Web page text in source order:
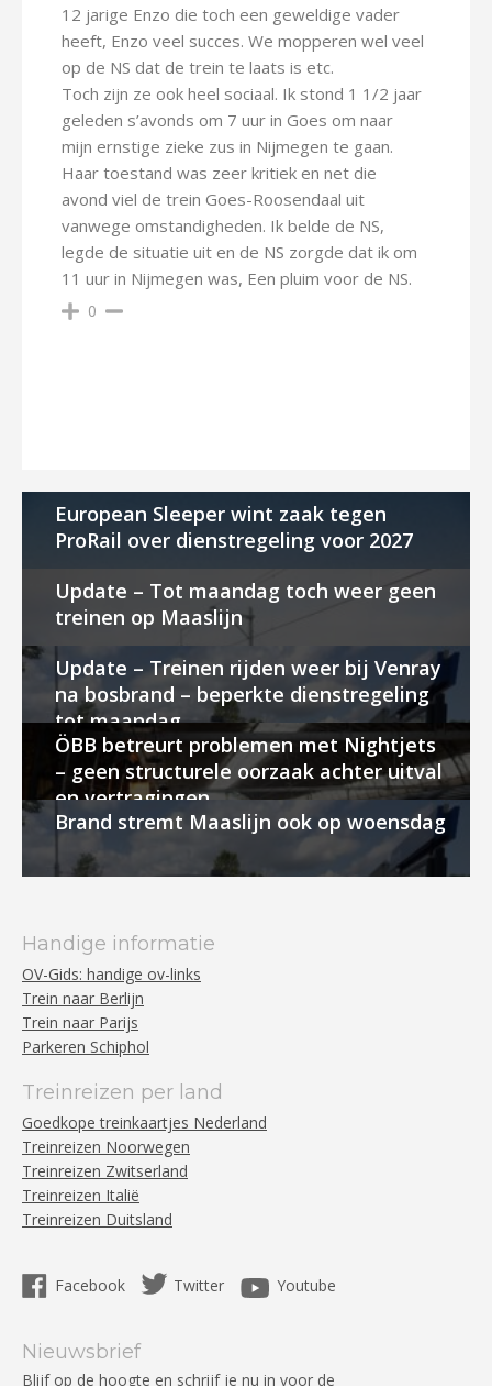
12 jarige Enzo die toch een geweldige vader
heeft, Enzo veel succes. We mopperen wel veel
op de NS dat de trein te laats is etc.
Toch zijn ze ook heel sociaal. Ik stond 1 1/2 jaar
geleden s’avonds om 7 uur in Goes om naar
mijn ernstige zieke zus in Nijmegen te gaan.
Haar toestand was zeer kritiek en net die
avond viel de trein Goes-Roosendaal uit
vanwege omstandigheden. Ik belde de NS,
legde de situatie uit en de NS zorgde dat ik om
11 uur in Nijmegen was, Een pluim voor de NS.
0
European Sleeper wint zaak tegen
ProRail over dienstregeling voor 2027
Update – Tot maandag toch weer geen
treinen op Maaslijn
Update – Treinen rijden weer bij Venray
na bosbrand – beperkte dienstregeling
tot maandag
ÖBB betreurt problemen met Nightjets
– geen structurele oorzaak achter uitval
en vertragingen
Brand stremt Maaslijn ook op woensdag
Handige informatie
OV-Gids: handige ov-links
Trein naar Berlijn
Trein naar Parijs
Parkeren Schiphol
Treinreizen per land
Goedkope treinkaartjes Nederland
Treinreizen Noorwegen
Treinreizen Zwitserland
Treinreizen Italië
Treinreizen Duitsland
Facebook Twitter Youtube
Nieuwsbrief
Blijf op de hoogte en schrijf je nu in voor de